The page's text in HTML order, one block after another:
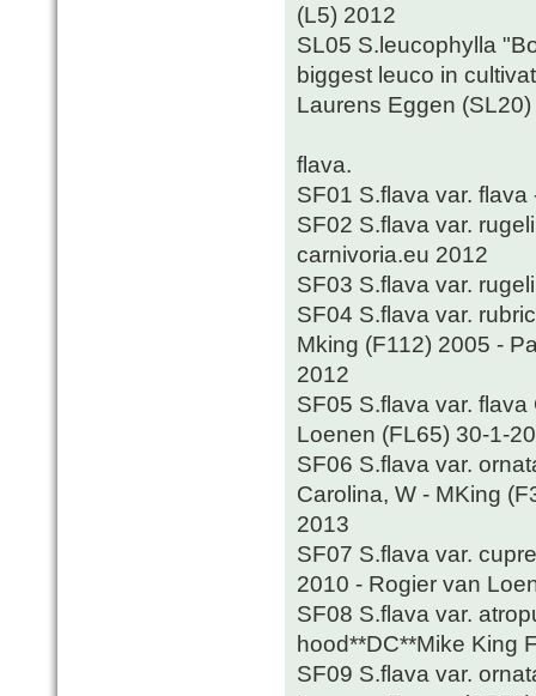
(L5) 2012
SL05 S.leucophylla
biggest leuco in
Laurens Eggen
flava.
SF01 S.flava var.
SF02 S.flava var.
carnivoria.eu 2012
SF03 S.flava var.
SF04 S.flava var.
Mking (F112) 2005 -
2012
SF05 S.flava var.
Loenen (FL65) 30-1-
SF06 S.flava var.
Carolina, W - MKing
2013
SF07 S.flava var.
2010 - Rogier van
SF08 S.flava var.
hood**DC**Mike King
SF09 S.flava var.